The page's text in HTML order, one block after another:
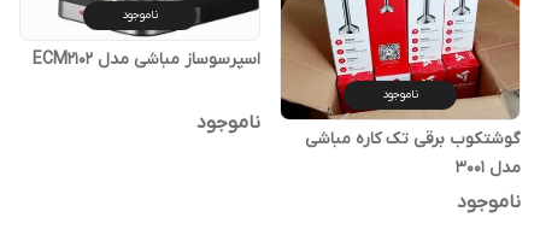
ناموجود
گوشتکوب برقی تک کاره مباشی
مدل ۳۰۰۱
ناموجود
ناموجود
اسپرسوساز مباشی مدل ECM2102
ناموجود